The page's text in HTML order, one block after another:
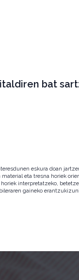
bat
eskura doan
eta tresna horiek
interpretatzeko,
gaineko